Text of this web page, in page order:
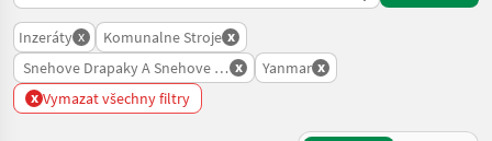
Inzeráty x Komunalne Stroje x
Snehove Drapaky A Snehove Frezy
x Yanmar x
x Vymazat všechny filtry